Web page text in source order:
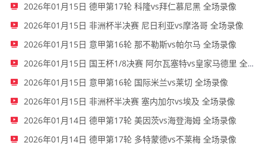
2026年01月15日 德甲第17轮 科隆vs拜仁慕尼黑 全场录像
2026年01月15日 非洲杯半决赛 尼日利亚vs摩洛哥 全场录像
2026年01月15日 意甲第16轮 那不勒斯vs帕尔马 全场录像
2026年01月15日 国王杯1/8决赛 阿尔瓦塞特vs皇家马德里 全场录像
2026年01月15日 意甲第16轮 国际米兰vs莱切 全场录像
2026年01月15日 非洲杯半决赛 塞内加尔vs埃及 全场录像
2026年01月14日 德甲第17轮 美因茨vs海登海姆 全场录像
2026年01月14日 德甲第17轮 多特蒙德vs不莱梅 全场录像